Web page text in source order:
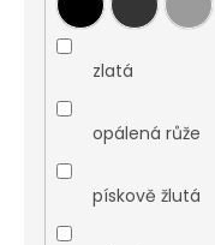
zlatá
opálená růže
pískově žlutá